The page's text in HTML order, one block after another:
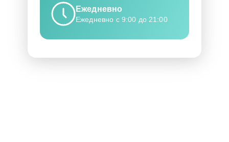
Ежедневно
Ежедневно с 9:00 до 21:00